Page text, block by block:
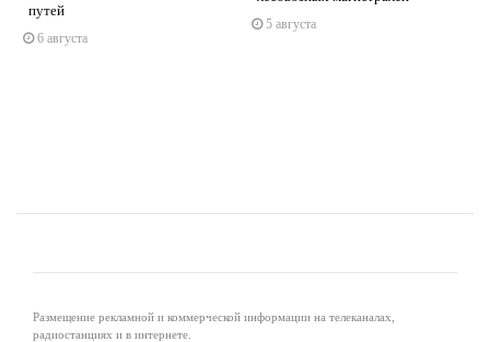
путей
6 августа
5 августа
Размещение рекламной и коммерческой информации на телеканалах,
радиостанциях и в интернете.